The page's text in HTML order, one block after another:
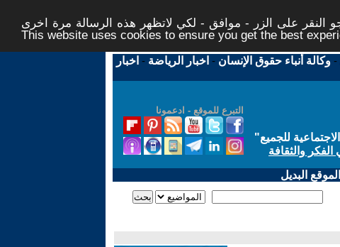
النقر على الزر - موافق - لكي لاتظهر هذه الرسالة مرة اخرى -
This website uses cookies to ensure you get the best
-وكالة أنباء حقوق الإنسان - اخبار الرياضة - اخبار
التبرع للموقع - ادعمونا
للجميع"
والثقافة
البديل